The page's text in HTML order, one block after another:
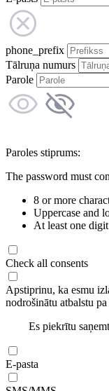
phone_prefix
Tālruņa numurs
Parole
Paroles stiprums:
The password must
8 or more
Uppercase and
At least one
Check all consents
Apstiprinu, ka esmu
nodrošinātu atbalstu
Es piekrītu
E-pasta